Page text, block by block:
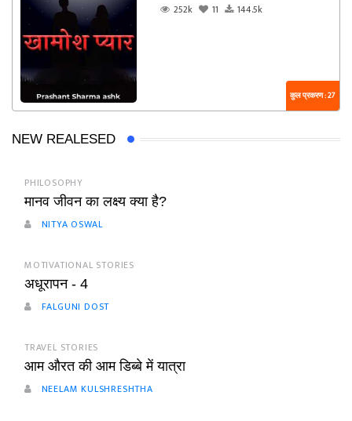
252k
11 144.5k
कुल प्रकरण : 27
NEW REALESED
PHILOSOPHY
मानव जीवन का लक्ष्य क्या है?
NITYA OSWAL
MOTIVATIONAL STORIES
अधूरापन - 4
FALGUNI DOST
TRAVEL STORIES
आम औरत की आम डिब्बे में यात्रा
NEELAM KULSHRESHTHA